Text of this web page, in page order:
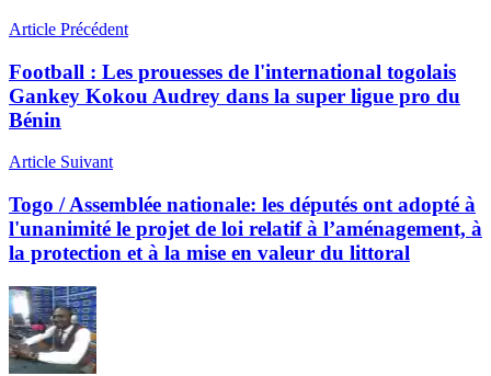
Article Précédent
Football : Les prouesses de l'international togolais
Gankey Kokou Audrey dans la super ligue pro du
Bénin
Article Suivant
Togo / Assemblée nationale: les députés ont adopté à
l'unanimité le projet de loi relatif à l’aménagement, à
la protection et à la mise en valeur du littoral